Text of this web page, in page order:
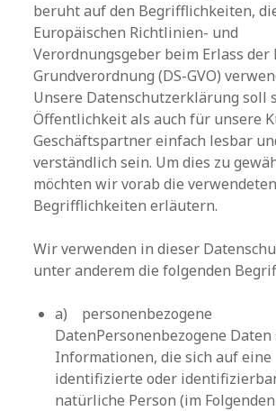
beruht auf den Begrifflichkeiten,
Europäischen Richtlinien- und
Verordnungsgeber beim Erlass der
Grundverordnung (DS-GVO)
Unsere Datenschutzerklärung soll
Öffentlichkeit als auch für unsere
Geschäftspartner einfach lesbar
verständlich sein. Um dies zu
möchten wir vorab die verwendeten
Begrifflichkeiten erläutern.
Wir verwenden in dieser
unter anderem die folgenden
a) personenbezogene
DatenPersonenbezogene
Informationen, die sich auf eine
identifizierte oder
natürliche Person (im Folgenden